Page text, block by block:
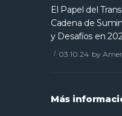
El Papel del
Cadena de
y Desafíos en
03.10.24 by
Más